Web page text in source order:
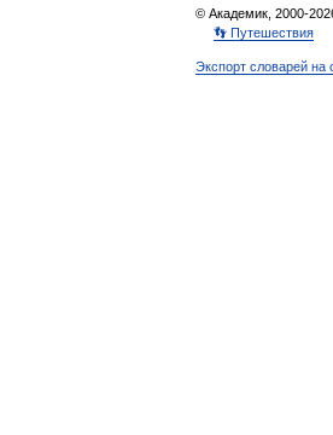
© Академик, 2000-
👣 Путешествия
Экспорт словарей на